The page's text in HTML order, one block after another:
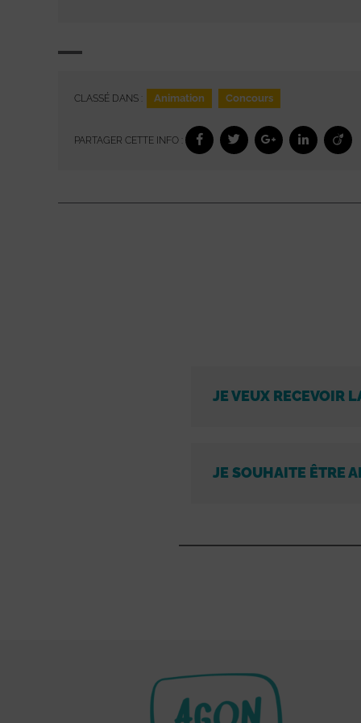
CLASSÉ DANS : Animation Concours
PARTAGER CETTE INFO :
JE VEUX RECEVOIR
JE SOUHAITE ÊTRE